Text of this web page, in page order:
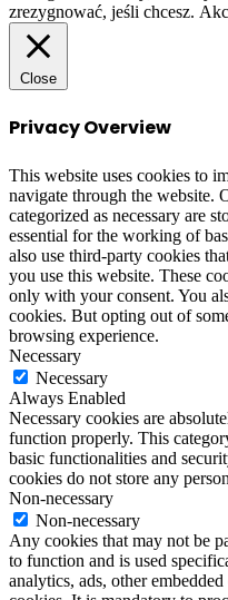
zrezygnować, jeśli chcesz.
Close
Privacy Overview
This website uses cookies to
navigate through the website.
categorized as necessary are
essential for the working of
also use third-party cookies
you use this website. These
only with your consent. You
cookies. But opting out of
browsing experience.
Necessary
Necessary
Always Enabled
Necessary cookies are
function properly. This
basic functionalities and
cookies do not store any
Non-necessary
Non-necessary
Any cookies that may not be
to function and is used
analytics, ads, other